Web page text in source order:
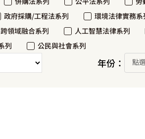
政府採購/工程法系列 環境法律實務系
跨領域融合系列 人工智慧法律系列
列 公民與社會系列
年份： 點